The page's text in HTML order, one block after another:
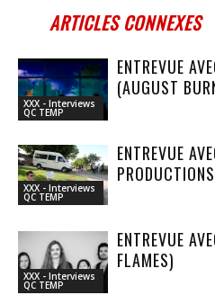
ARTICLES CONNEXES
XXX - Interviews
QC TEMP
ENTREVUE
(AUGUST
XXX - Interviews
QC TEMP
ENTREVUE
PRODUCTIONS
XXX - Interviews
QC TEMP
ENTREVUE
FLAMES)